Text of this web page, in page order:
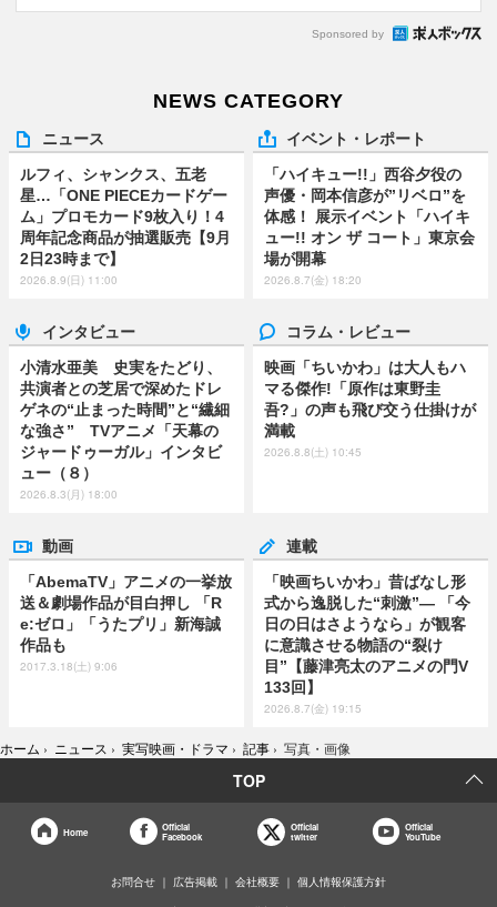
Sponsored by
NEWS CATEGORY
ニュース
ルフィ、シャンクス、五老
星…「ONE PIECEカードゲー
ム」プロモカード9枚入り！4
周年記念商品が抽選販売【9月
2日23時まで】
2026.8.9(日) 11:00
イベント・レポート
「ハイキュー!!」西谷夕役の
声優・岡本信彦が”リベロ”を
体感！ 展示イベント「ハイキ
ュー!! オン ザ コート」東京会
場が開幕
2026.8.7(金) 18:20
インタビュー
小清水亜美 史実をたどり、
共演者との芝居で深めたドレ
ゲネの“止まった時間”と“繊細
な強さ” TVアニメ「天幕の
ジャードゥーガル」インタビ
ュー（８）
2026.8.3(月) 18:00
コラム・レビュー
映画「ちいかわ」は大人もハ
マる傑作!「原作は東野圭
吾?」の声も飛び交う仕掛けが
満載
2026.8.8(土) 10:45
動画
「AbemaTV」アニメの一挙放
送＆劇場作品が目白押し 「R
e:ゼロ」「うたプリ」新海誠
作品も
2017.3.18(土) 9:06
連載
「映画ちいかわ」昔ばなし形
式から逸脱した“刺激”― 「今
日の日はさようなら」が観客
に意識させる物語の“裂け
目”【藤津亮太のアニメの門V
133回】
2026.8.7(金) 19:15
ホーム › ニュース › 実写映画・ドラマ › 記事 › 写真・画像
TOP
Home
Official
Facebook
Official
twitter
Official
YouTube
お問合せ 広告掲載 会社概要 個人情報保護方針